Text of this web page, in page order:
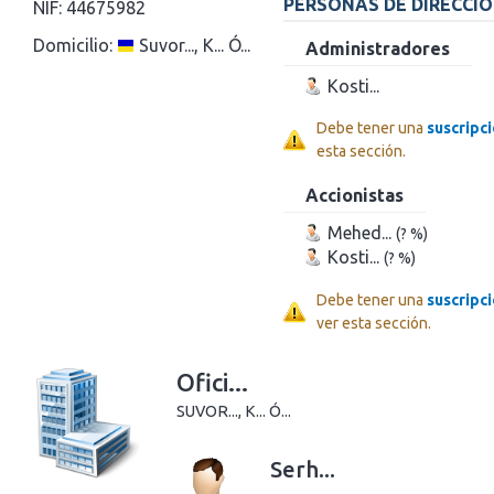
NIF: 44675982
Domicilio:
Suvor..., K... Ó...
PERSONAS DE
Administradores
Kosti...
Debe tener una
esta sección.
Accionistas
Mehed... (? %)
Kosti... (? %)
Debe tener una
ver esta sección.
Ofici...
SUVOR..., K... Ó...
Serh...